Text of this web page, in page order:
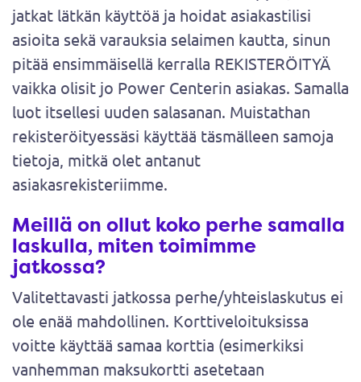
jatkat lätkän käyttöä ja hoidat asiakastilisi
asioita sekä varauksia selaimen kautta, sinun
pitää ensimmäisellä kerralla REKISTERÖITYÄ
vaikka olisit jo Power Centerin asiakas. Samalla
luot itsellesi uuden salasanan. Muistathan
rekisteröityessäsi käyttää täsmälleen samoja
tietoja, mitkä olet antanut
asiakasrekisteriimme.
Meillä on ollut koko perhe samalla
laskulla, miten toimimme
jatkossa?
Valitettavasti jatkossa perhe/yhteislaskutus ei
ole enää mahdollinen. Korttiveloituksissa
voitte käyttää samaa korttia (esimerkiksi
vanhemman maksukortti asetetaan